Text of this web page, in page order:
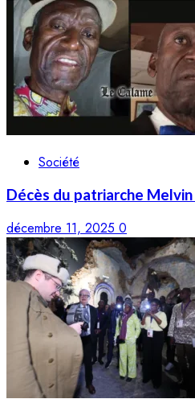
Société
Décès du patriarche
décembre 11, 2025 0